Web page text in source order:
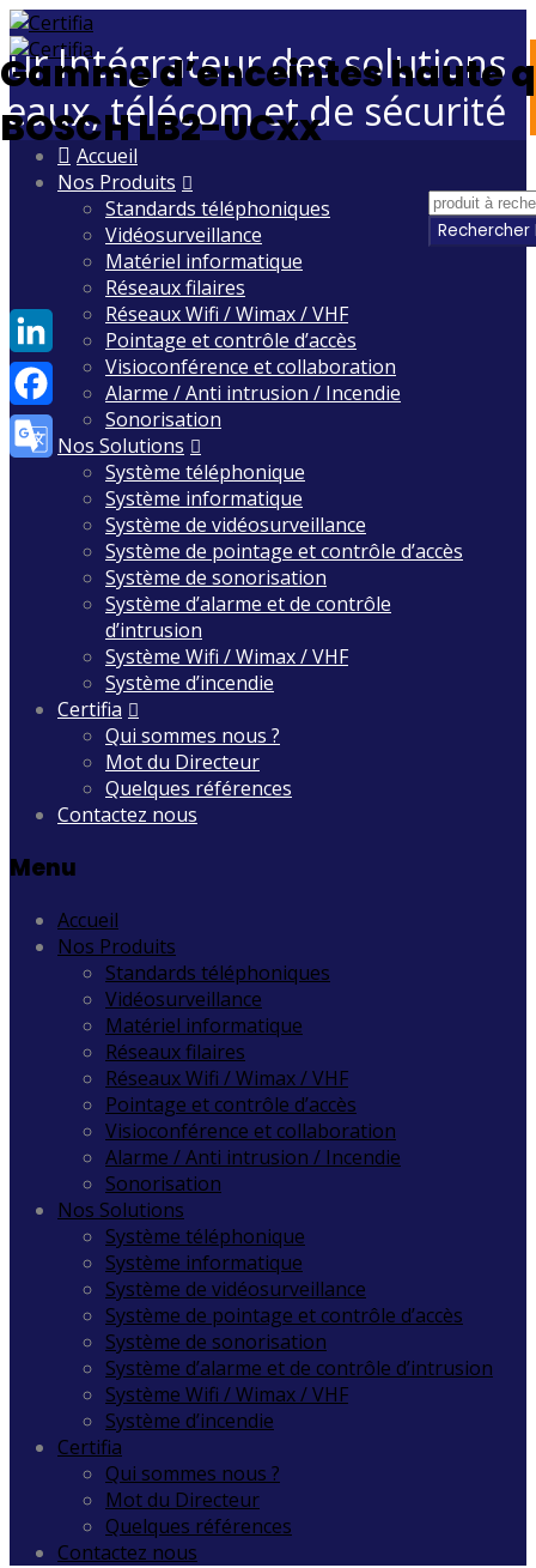
Intégrateur des solutions
télécom et de sécurité
Skip
Accueil
Nos Produits
Standards téléphoniques
Vidéosurveillance
Matériel informatique
Réseaux filaires
Réseaux Wifi / Wimax / VHF
Pointage et contrôle d’accès
Visioconférence et collaboration
Alarme / Anti intrusion / Incendie
Sonorisation
Nos Solutions
Système téléphonique
Système informatique
Système de vidéosurveillance
Système de pointage et contrôle d’accès
Système de sonorisation
Système d’alarme et de contrôle
d’intrusion
Système Wifi / Wimax / VHF
Système d’incendie
Certifia
Qui sommes nous ?
Mot du Directeur
Quelques références
Contactez nous
Menu
Accueil
Nos Produits
Standards téléphoniques
Vidéosurveillance
Matériel informatique
Réseaux filaires
Réseaux Wifi / Wimax / VHF
Pointage et contrôle d’accès
Visioconférence et collaboration
Alarme / Anti intrusion / Incendie
Sonorisation
Nos Solutions
Système téléphonique
Système informatique
Système de vidéosurveillance
Système de pointage et contrôle d’accès
Système de sonorisation
Système d’alarme et de contrôle d’intrusion
Système Wifi / Wimax / VHF
Système d’incendie
Certifia
Qui sommes nous ?
Mot du Directeur
Quelques références
Contactez nous
Gamme d’enceintes haute
BOSCH LB2-UCxx
LinkedIn
Facebook
Translate